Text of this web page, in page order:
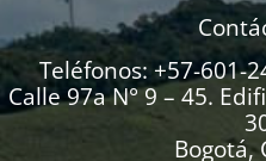
Teléfonos: +57-601-
Calle 97a N° 9 – 45.
Bogotá,